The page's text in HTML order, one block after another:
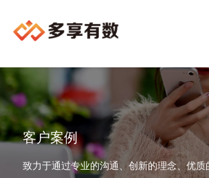
客户案例
致力于通过专业的沟通、创新的理念、优